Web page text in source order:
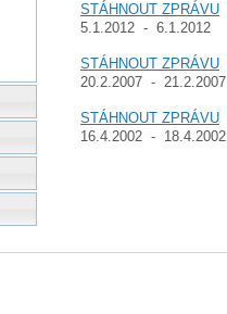
STÁHNOUT ZPRÁVU
5.1.2012 - 6.1.2012
STÁHNOUT ZPRÁVU
20.2.2007 - 21.2.2007
STÁHNOUT ZPRÁVU
16.4.2002 - 18.4.2002